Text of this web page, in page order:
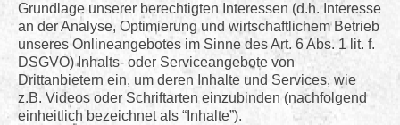
Grundlage unserer berechtigten Interessen (d.h. Interesse
an der Analyse, Optimierung und wirtschaftlichem Betrieb
unseres Onlineangebotes im Sinne des Art. 6 Abs. 1 lit. f.
DSGVO) Inhalts- oder Serviceangebote von
Drittanbietern ein, um deren Inhalte und Services, wie
z.B. Videos oder Schriftarten einzubinden (nachfolgend
einheitlich bezeichnet als “Inhalte”).